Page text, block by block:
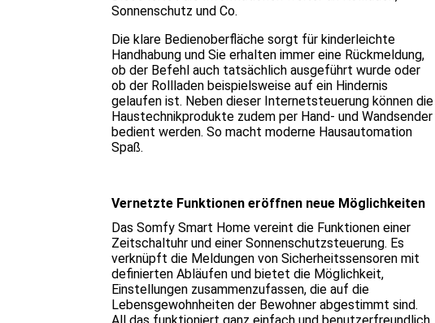
Sonnenschutz und Co.
Die klare Bedienoberfläche sorgt für kinderleichte
Handhabung und Sie erhalten immer eine Rückmeldung,
ob der Befehl auch tatsächlich ausgeführt wurde oder
ob der Rollladen beispielsweise auf ein Hindernis
gelaufen ist. Neben dieser Internetsteuerung können die
Haustechnikprodukte zudem per Hand- und Wandsender
bedient werden. So macht moderne Hausautomation
Spaß.
Vernetzte Funktionen eröffnen neue Möglichkeiten
Das Somfy Smart Home vereint die Funktionen einer
Zeitschaltuhr und einer Sonnenschutzsteuerung. Es
verknüpft die Meldungen von Sicherheitssensoren mit
definierten Abläufen und bietet die Möglichkeit,
Einstellungen zusammenzufassen, die auf die
Lebensgewohnheiten der Bewohner abgestimmt sind.